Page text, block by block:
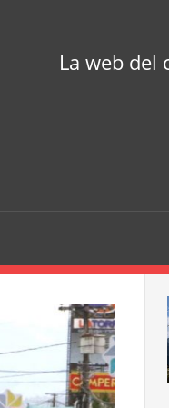
La web del